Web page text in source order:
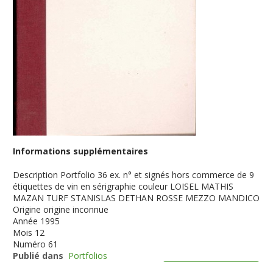
Informations supplémentaires
Description Portfolio 36 ex. n° et signés hors commerce de 9
étiquettes de vin en sérigraphie couleur LOISEL MATHIS
MAZAN TURF STANISLAS DETHAN ROSSE MEZZO MANDICO
Origine origine inconnue
Année 1995
Mois 12
Numéro 61
Publié dans Portfolios